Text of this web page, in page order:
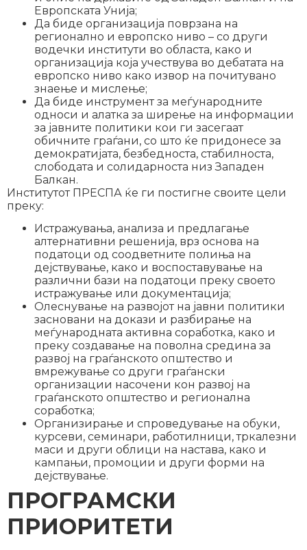
Европската Унија;
Да биде организација поврзана на
регионално и европско ниво – со други
водечки институти во областа, како и
организација која учествува во дебатата на
европско ниво како извор на почитувано
знаење и мислење;
Да биде инструмент за меѓународните
односи и алатка за ширење на информации
за јавните политики кои ги засегаат
обичните граѓани, со што ќе придонесе за
демократијата, безбедноста, стабилноста,
слободата и солидарноста низ Западен
Балкан.
Институтот ПРЕСПА ќе ги постигне своите цели
преку:
Истражувања, анализа и предлагање
алтернативни решенија, врз основа на
податоци од соодветните полиња на
дејствување, како и воспоставување на
различни бази на податоци преку своето
истражување или документација;
Олеснување на развојот на јавни политики
засновани на докази и разбирање на
меѓународната активна соработка, како и
преку создавање на поволна средина за
развој на граѓанското општество и
вмрежување со други граѓански
организации насочени кон развој на
граѓанското општество и регионална
соработка;
Организирање и спроведување на обуки,
курсеви, семинари, работилници, тркалезни
маси и други облици на настава, како и
кампањи, промоции и други форми на
дејствување.
ПРОГРАМСКИ
ПРИОРИТЕТИ